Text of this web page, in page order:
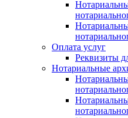
Оплата услуг
Реквизиты
Нотариальные